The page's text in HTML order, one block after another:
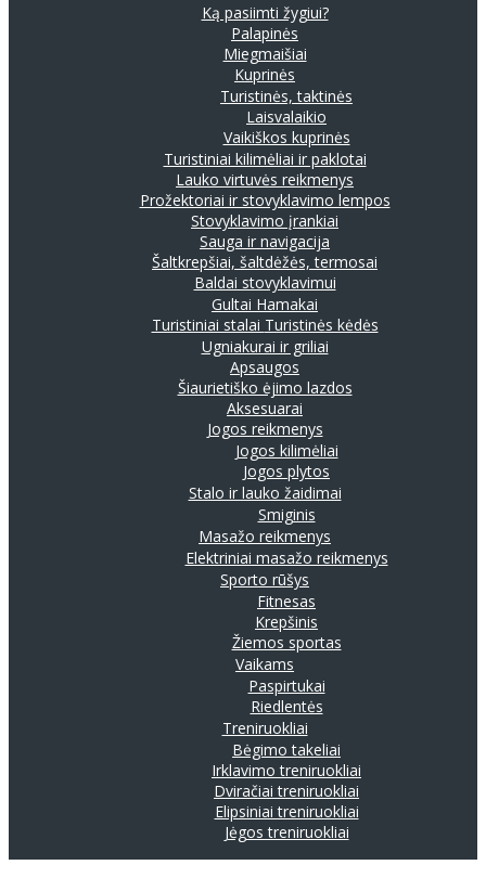
Ką pasiimti žygiui?
Palapinės
Miegmaišiai
Kuprinės
Turistinės, taktinės
Laisvalaikio
Vaikiškos kuprinės
Turistiniai kilimėliai ir paklotai
Lauko virtuvės reikmenys
Prožektoriai ir stovyklavimo lempos
Stovyklavimo įrankiai
Sauga ir navigacija
Šaltkrepšiai, šaltdėžės, termosai
Baldai stovyklavimui
Gultai Hamakai
Turistiniai stalai Turistinės kėdės
Ugniakurai ir griliai
Apsaugos
Šiaurietiško ėjimo lazdos
Aksesuarai
Jogos reikmenys
Jogos kilimėliai
Jogos plytos
Stalo ir lauko žaidimai
Smiginis
Masažo reikmenys
Elektriniai masažo reikmenys
Sporto rūšys
Fitnesas
Krepšinis
Žiemos sportas
Vaikams
Paspirtukai
Riedlentės
Treniruokliai
Bėgimo takeliai
Irklavimo treniruokliai
Dviračiai treniruokliai
Elipsiniai treniruokliai
Jėgos treniruokliai